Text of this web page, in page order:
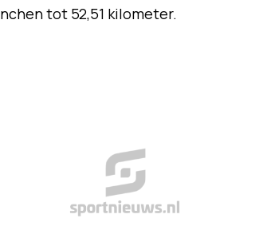
tot 52,51 kilometer.